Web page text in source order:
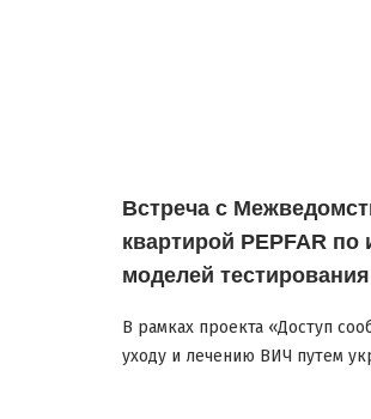
Встреча с
квартирой PEPFAR
моделей
В рамках проекта «Доступ
уходу и лечению ВИЧ путем